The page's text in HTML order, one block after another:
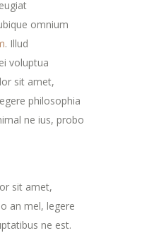
omnium
. Illud
voluptua
sit amet,
philosophia
ne ius, probo
sit amet,
an mel, legere
ne est.